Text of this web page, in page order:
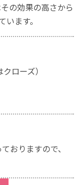
の効果の高さから
ます。
ローズ）
おりますので、